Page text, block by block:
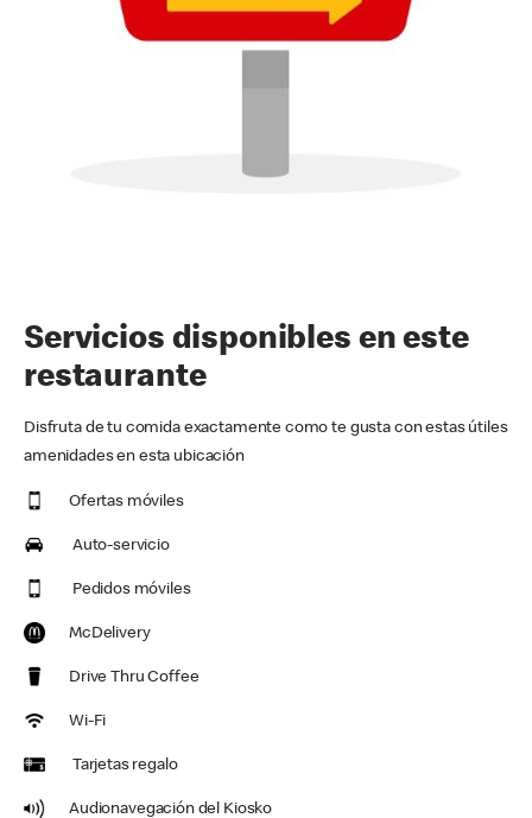
Servicios disponibles en este
restaurante
Disfruta de tu comida exactamente como te gusta con estas útiles
amenidades en esta ubicación
Ofertas móviles
Auto-servicio
Pedidos móviles
McDelivery
Drive Thru Coffee
Wi-Fi
Tarjetas regalo
Audionavegación del Kiosko